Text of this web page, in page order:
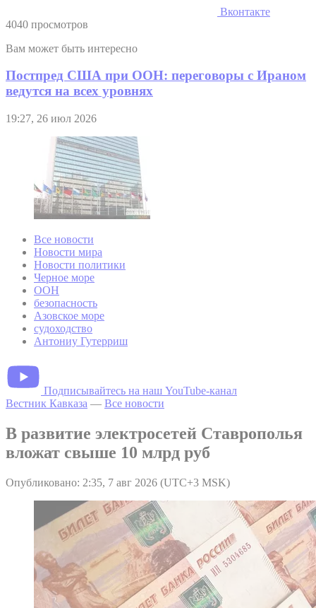
Вконтакте
4040 просмотров
Вам может быть интересно
Постпред США при ООН: переговоры с Ираном
ведутся на всех уровнях
19:27, 26 июл 2026
Все новости
Новости мира
Новости политики
Черное море
ООН
безопасность
Азовское море
судоходство
Антониу Гутерриш
Подписывайтесь на наш YouTube-канал
Вестник Кавказа — Все новости
В развитие электросетей Ставрополья
вложат свыше 10 млрд руб
Опубликовано: 2:35, 7 авг 2026 (UTC+3 MSK)